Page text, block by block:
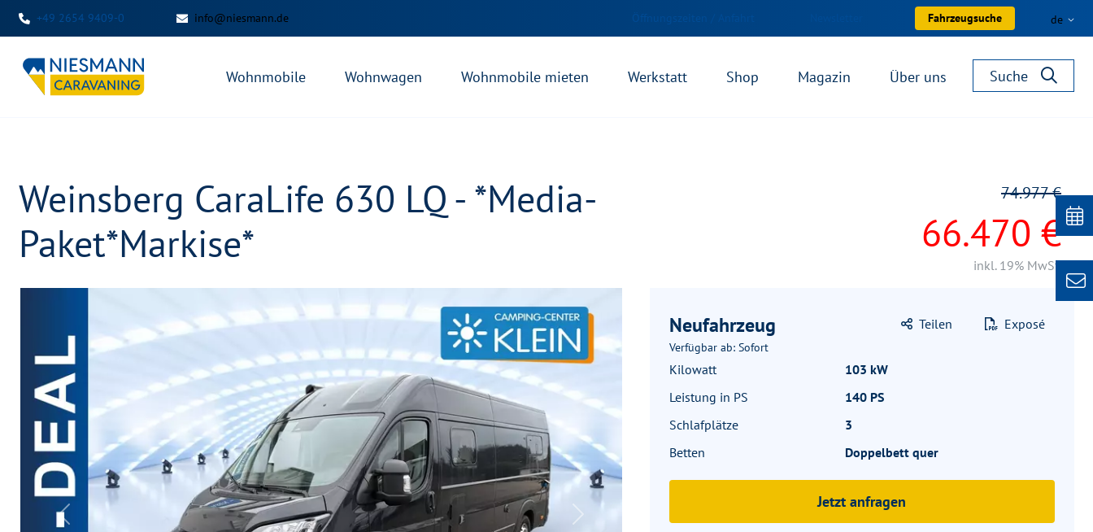
+49 2654 9409-0 info@niesmann.de Öffnungszeiten / Anfahrt Fahrzeugsuche de
Wohnmobile Wohnwagen Wohnmobile mieten Werkstatt Shop Magazin Über uns Suche
Weinsberg CaraLife 630 LQ - *Media-
Paket*Markise*
66.470 €
74.977 €
inkl. 19% MwSt.
Previous Next
Neufahrzeug
Verfügbar ab: Sofort
Teilen Exposé
Kilowatt
103 kW
Leistung in PS
140 PS
Schlafplätze
3
Betten
Doppelbett quer
Jetzt anfragen